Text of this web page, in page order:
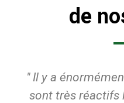
de
" Il y a
sont très réactifs